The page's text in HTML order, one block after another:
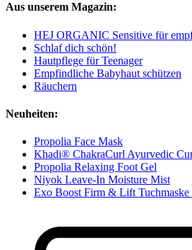
Aus unserem Magazin:
HEJ ORGANIC Sensitive für
Schlaf dich schön!
Hautpflege für Teenager
Empfindliche Babyhaut schützen
Räuchern
Neuheiten:
Propolia Face Mask
Khadi® ChakraCurl Ayurvedic
Propolia Relaxing Foot Gel
Niyok Leave-In Moisture Mist
Exo Boost Firm & Lift Tuchmaske